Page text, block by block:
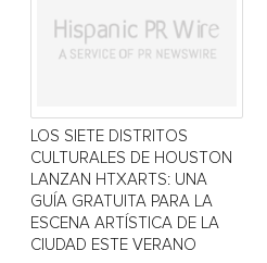
LOS SIETE DISTRITOS
CULTURALES DE HOUSTON
LANZAN HTXARTS: UNA
GUÍA GRATUITA PARA LA
ESCENA ARTÍSTICA DE LA
CIUDAD ESTE VERANO